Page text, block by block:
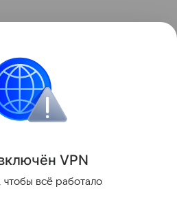
ён VPN
чтобы всё работало